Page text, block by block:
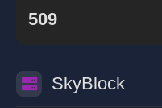
509
SkyBlock